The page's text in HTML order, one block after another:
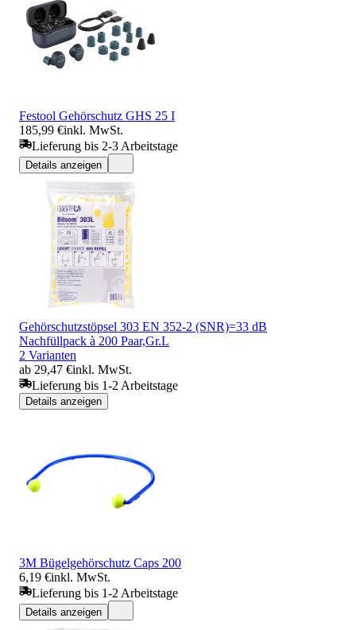
Festool Gehörschutz GHS 25 I
185,99 €inkl. MwSt.
Lieferung bis 2-3 Arbeitstage
Details anzeigen
Gehörschutzstöpsel 303 EN 352-2 (SNR)=33 dB
Nachfüllpack à 200 Paar,Gr.L
2 Varianten
ab 29,47 €inkl. MwSt.
Lieferung bis 1-2 Arbeitstage
Details anzeigen
3M Bügelgehörschutz Caps 200
6,19 €inkl. MwSt.
Lieferung bis 1-2 Arbeitstage
Details anzeigen